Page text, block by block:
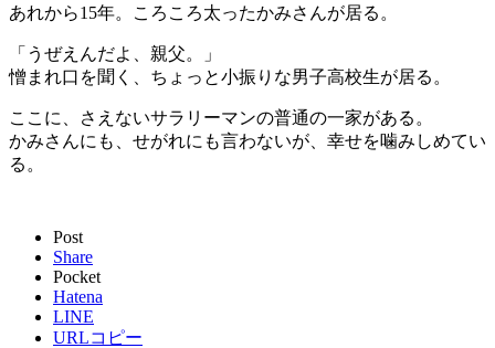
あれから15年。ころころ太ったかみさんが居る。
「うぜえんだよ、親父。」
憎まれ口を聞く、ちょっと小振りな男子高校生が居る。
ここに、さえないサラリーマンの普通の一家がある。
かみさんにも、せがれにも言わないが、幸せを噛みしめてい
る。
Post
Share
Pocket
Hatena
LINE
URLコピー